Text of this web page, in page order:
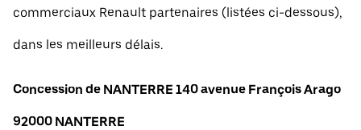
commerciaux Renault partenaires (listées ci-dessous),
dans les meilleurs délais.
Concession de NANTERRE 140 avenue François Arago
92000 NANTERRE